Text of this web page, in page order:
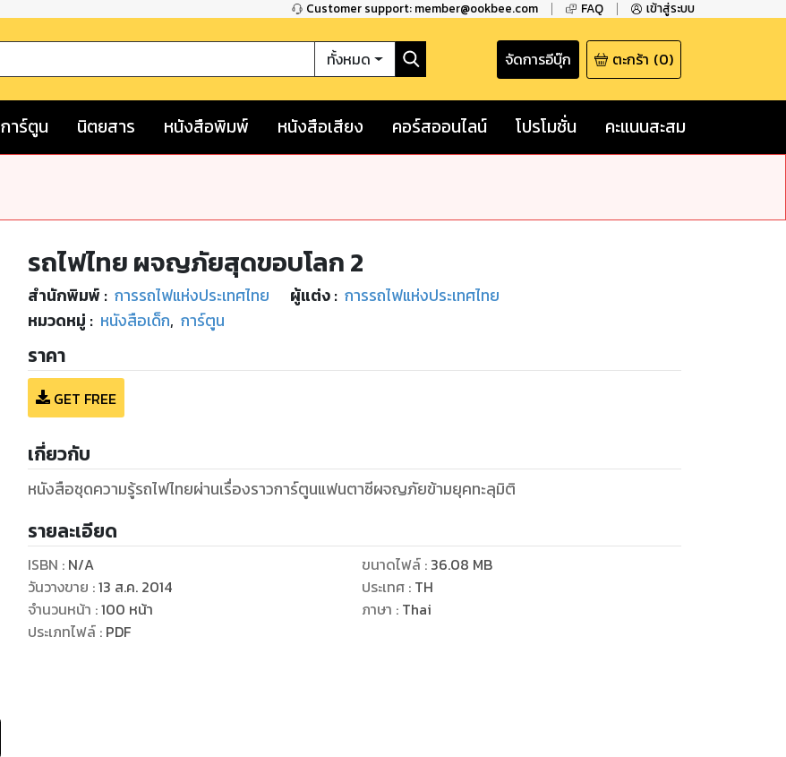
Customer support: member@ookbee.com FAQ เข้าสู่ระบบ
ทั้งหมด จัดการอีบุ๊ก ตะกร้า (0)
การ์ตูน นิตยสาร หนังสือพิมพ์ หนังสือเสียง คอร์สออนไลน์ โปรโมชั่น คะแนนสะสม
รถไฟไทย ผจญภัยสุดขอบโลก 2
สำนักพิมพ์ : การรถไฟแห่งประเทศไทย ผู้แต่ง : การรถไฟแห่งประเทศไทย
หมวดหมู่ : หนังสือเด็ก, การ์ตูน
ราคา
GET FREE
เกี่ยวกับ
หนังสือชุดความรู้รถไฟไทยผ่านเรื่องราวการ์ตูนแฟนตาซีผจญภัยข้ามยุคทะลุมิติ
รายละเอียด
ISBN : N/A
วันวางขาย :13 ส.ค. 2014
จำนวนหน้า :100 หน้า
ประเภทไฟล์: PDF
ขนาดไฟล์: 36.08 MB
ประเทศ : TH
ภาษา : Thai